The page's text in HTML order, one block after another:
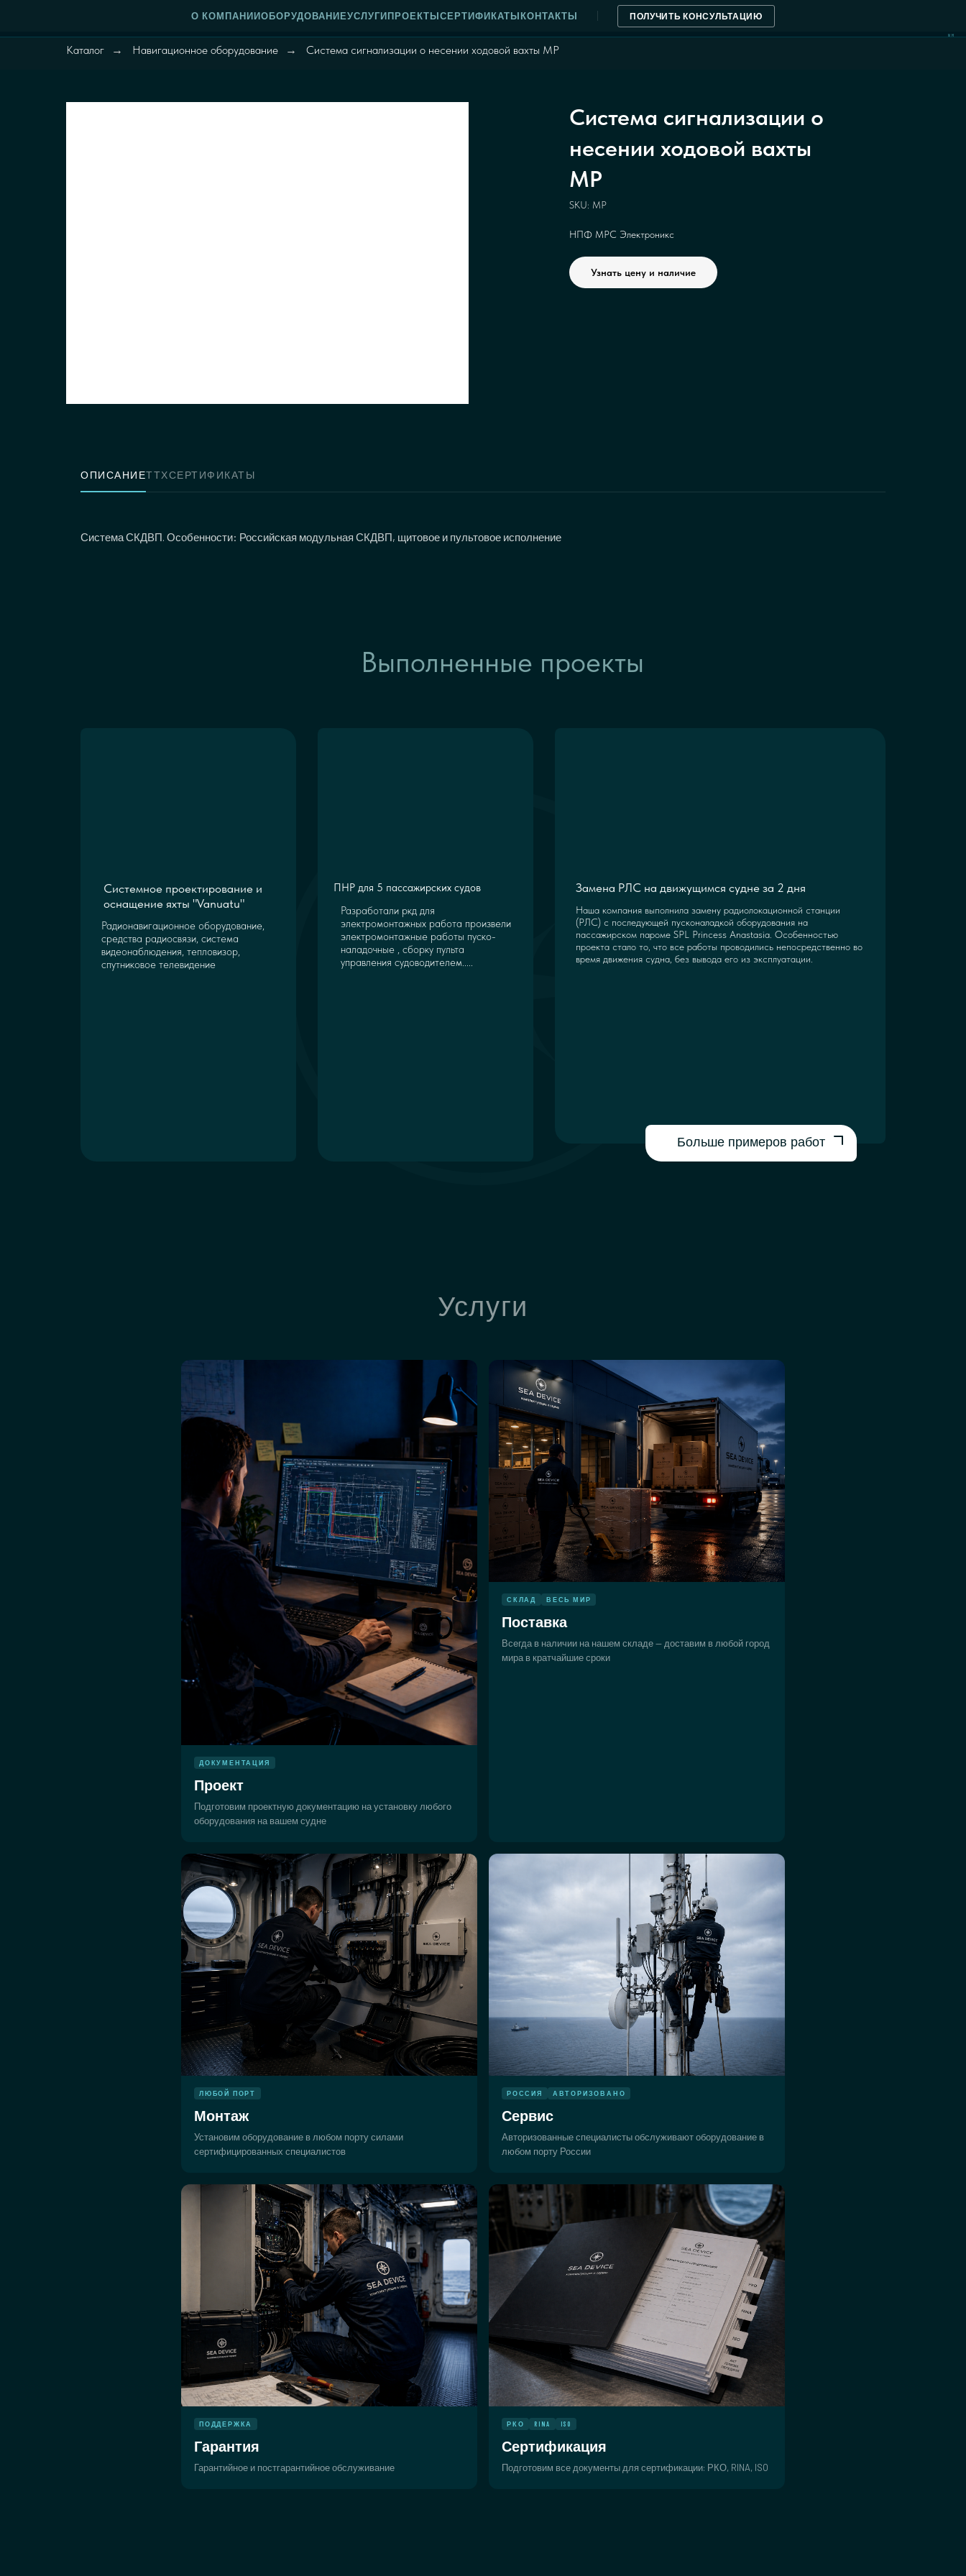
О КОМПАНИИОБОРУДОВАНИЕУСЛУГИПРОЕКТЫСЕРТИФИКАТЫКОНТАКТЫ ПОЛУЧИТЬ КОНСУЛЬТАЦИЮ
NM
Каталог → Навигационное оборудование → Система сигнализации о несении ходовой вахты МР
Система сигнализации о
несении ходовой вахты
МР
SKU: МР
НПФ МРС Электроникс
Узнать цену и наличие
ОПИСАНИЕТТХСЕРТИФИКАТЫ
Система СКДВП. Особенности: Российская модульная СКДВП, щитовое и пультовое исполнение
Больше примеров работ
Наша компания выполнила замену радиолокационной станции
(РЛС) с последующей пусконаладкой оборудования на
пассажирском пароме SPL Princess Anastasia. Особенностью
проекта стало то, что все работы проводились непосредственно во
время движения судна, без вывода его из эксплуатации.
Замена РЛС на движущимся судне за 2 дня
Разработали ркд для
электромонтажных работа произвели
электромонтажные работы пуско-
наладочные , сборку пульта
управления судоводителем.....
ПНР для 5 пассажирских судов
Радионавигационное оборудование,
средства радиосвязи, система
видеонаблюдения, тепловизор,
спутниковое телевидение
Системное проектирование и
оснащение яхты "Vanuatu"
Выполненные проекты
Услуги
ДОКУМЕНТАЦИЯ
Проект
Подготовим проектную документацию на установку любого
оборудования на вашем судне
СКЛАД ВЕСЬ МИР
Поставка
Всегда в наличии на нашем складе — доставим в любой город
мира в кратчайшие сроки
ЛЮБОЙ ПОРТ
Монтаж
Установим оборудование в любом порту силами
сертифицированных специалистов
РОССИЯ АВТОРИЗОВАНО
Сервис
Авторизованные специалисты обслуживают оборудование в
любом порту России
ПОДДЕРЖКА
Гарантия
Гарантийное и постгарантийное обслуживание
РКО RINA ISO
Сертификация
Подготовим все документы для сертификации: РКО, RINA, ISO